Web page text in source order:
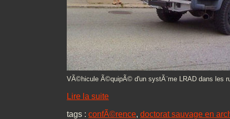
VÃ©hicule Ã©quipÃ© d'un systÃ¨me LRAD dans les
Lire la suite
tags : confÃ©rence, doctorat sauvage en